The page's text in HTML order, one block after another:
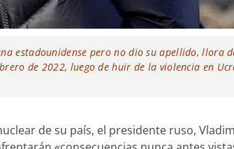
estadounidense pero no dio su apellido, llora
de 2022, luego de huir de la violencia en
de su país, el presidente ruso,